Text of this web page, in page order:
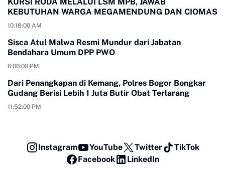
KEBUTUHAN WARGA MEGAMENDUNG DAN CIOMAS
10:18:00 AM
Sisca Atul Malwa Resmi Mundur dari Jabatan
Bendahara Umum DPP PWO
6:06:00 PM
Dari Penangkapan di Kemang, Polres Bogor Bongkar
Gudang Berisi Lebih 1 Juta Butir Obat Terlarang
11:52:00 PM
Instagram YouTube Twitter
TikTok
Facebook
LinkedIn